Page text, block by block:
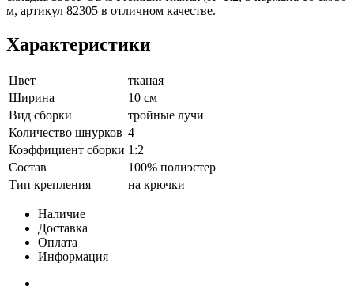
м, артикул 82305 в отличном качестве.
Характеристики
Цвет
тканая
Ширина
10 см
Вид сборки
тройные лучи
Количество шнурков 4
Коэффициент сборки 1:2
Состав
100% полиэстер
Тип крепления
на крючки
Наличие
Доставка
Оплата
Информация